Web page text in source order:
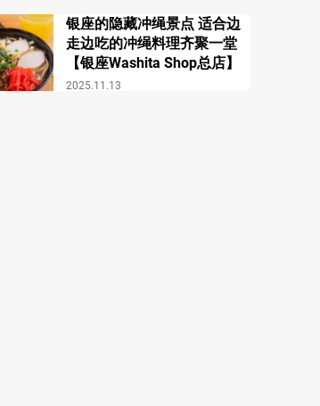
2025.11.13
银座的隐藏冲绳景点 适合边
走边吃的冲绳料理齐聚一堂
【银座Washita Shop总店】